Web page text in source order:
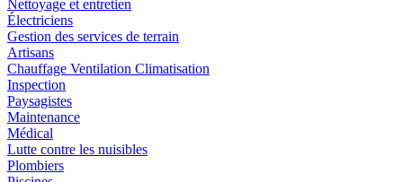
Nettoyage et entretien
Électriciens
Gestion des services de terrain
Artisans
Chauffage Ventilation Climatisation
Inspection
Paysagistes
Maintenance
Médical
Lutte contre les nuisibles
Plombiers